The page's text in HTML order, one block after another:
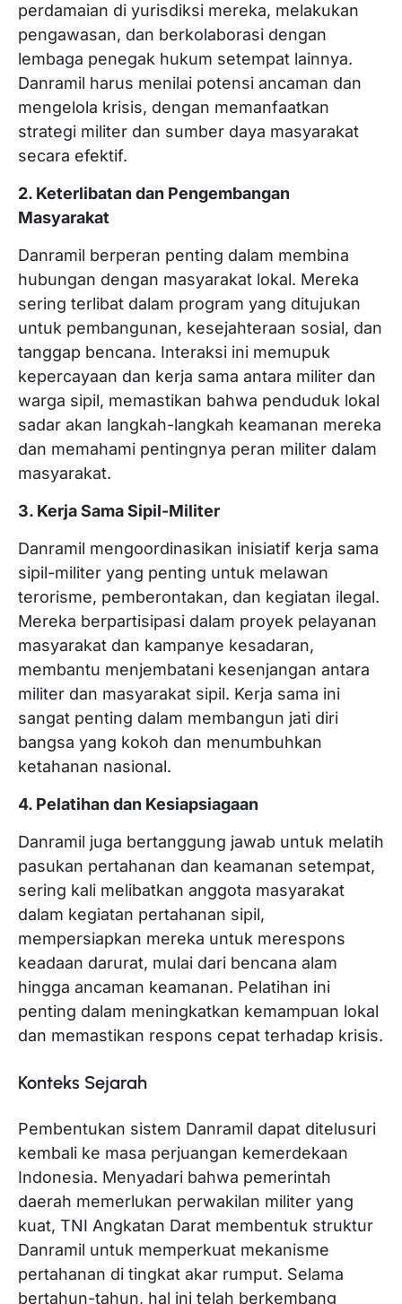
perdamaian di yurisdiksi mereka, melakukan
pengawasan, dan berkolaborasi dengan
lembaga penegak hukum setempat lainnya.
Danramil harus menilai potensi ancaman dan
mengelola krisis, dengan memanfaatkan
strategi militer dan sumber daya masyarakat
secara efektif.
2. Keterlibatan dan Pengembangan
Masyarakat
Danramil berperan penting dalam membina
hubungan dengan masyarakat lokal. Mereka
sering terlibat dalam program yang ditujukan
untuk pembangunan, kesejahteraan sosial, dan
tanggap bencana. Interaksi ini memupuk
kepercayaan dan kerja sama antara militer dan
warga sipil, memastikan bahwa penduduk lokal
sadar akan langkah-langkah keamanan mereka
dan memahami pentingnya peran militer dalam
masyarakat.
3. Kerja Sama Sipil-Militer
Danramil mengoordinasikan inisiatif kerja sama
sipil-militer yang penting untuk melawan
terorisme, pemberontakan, dan kegiatan ilegal.
Mereka berpartisipasi dalam proyek pelayanan
masyarakat dan kampanye kesadaran,
membantu menjembatani kesenjangan antara
militer dan masyarakat sipil. Kerja sama ini
sangat penting dalam membangun jati diri
bangsa yang kokoh dan menumbuhkan
ketahanan nasional.
4. Pelatihan dan Kesiapsiagaan
Danramil juga bertanggung jawab untuk melatih
pasukan pertahanan dan keamanan setempat,
sering kali melibatkan anggota masyarakat
dalam kegiatan pertahanan sipil,
mempersiapkan mereka untuk merespons
keadaan darurat, mulai dari bencana alam
hingga ancaman keamanan. Pelatihan ini
penting dalam meningkatkan kemampuan lokal
dan memastikan respons cepat terhadap krisis.
Konteks Sejarah
Pembentukan sistem Danramil dapat ditelusuri
kembali ke masa perjuangan kemerdekaan
Indonesia. Menyadari bahwa pemerintah
daerah memerlukan perwakilan militer yang
kuat, TNI Angkatan Darat membentuk struktur
Danramil untuk memperkuat mekanisme
pertahanan di tingkat akar rumput. Selama
bertahun-tahun, hal ini telah berkembang